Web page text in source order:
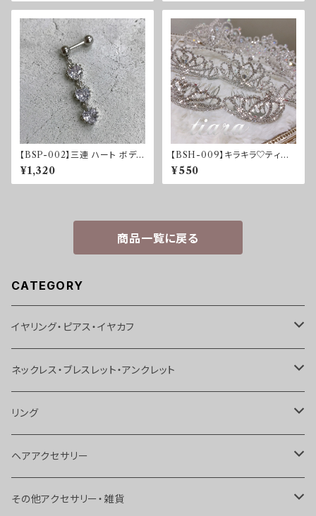
【BSP-002】三連 ハート ボディ
ーピアス
¥1,320
【BSH-009】キラキラ♡ティア
ラ♡
¥550
商品一覧に戻る
CATEGORY
イヤリング・ピアス・イヤカフ
イヤリング
ピアス
イヤカフス
ボディピアス
ネックレス・ブレスレット・アンクレット
ネックレス
ブレスレット
アンクレット
リング
リング
トゥリング
ヘアアクセサリー
ヘアピン
その他アクセサリー・雑貨